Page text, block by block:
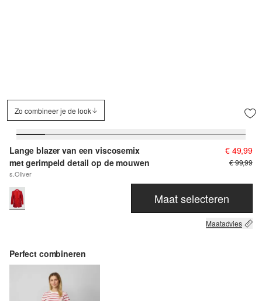
Zo combineer je de look
Lange blazer van een viscosemix
met gerimpeld detail op de mouwen
s.Oliver
€ 49,99
€ 99,99
Maat selecteren
Maatadvies
Perfect combineren